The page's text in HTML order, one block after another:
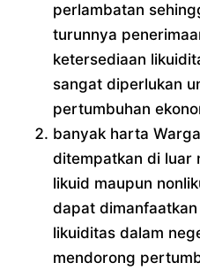
perlambatan
turunnya
ketersediaan
sangat diperlukan
pertumbuhan
banyak harta
ditempatkan di luar
likuid maupun
dapat
likuiditas dalam
mendorong